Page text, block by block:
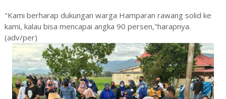
"Kami berharap dukungan warga Hamparan rawang solid ke
kami, kalau bisa mencapai angka 90 persen,"harapnya.
(adv/per)